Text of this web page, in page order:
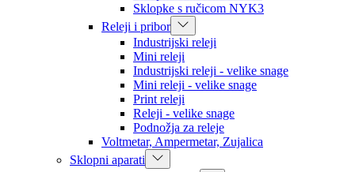
Sklopke s ručicom NYK3
Releji i pribor
Industrijski releji
Mini releji
Industrijski releji - velike snage
Mini releji - velike snage
Print releji
Releji - velike snage
Podnožja za releje
Voltmetar, Ampermetar, Zujalica
Sklopni aparati